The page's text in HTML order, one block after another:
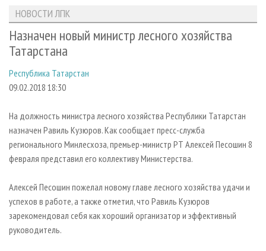
ЛЕСОЗАГОТОВКА
ЛЕСОПИЛЕНИЕ
СУШКА ДРЕВЕСИНЫ
ДЕРЕВЯННОЕ ДОМОСТРОЕНИЕ
ПРОИЗВОДСТВО МЕБЕЛИ
БИОЭНЕРГЕТИКА
ЦБП
ИНСТРУМЕНТ И МАТЕРИАЛЫ
НОВОСТИ ЛПК
НОВОСТИ ЖУРНАЛА
ПРОЕКТЫ ЛПИ
АНАЛИТИКА
ПРЕДПРИЯТИЯ ЛПК
ПЕРСОНЫ
ОФИЦИАЛЬНЫЕ ДЕЛЕГАЦИИ
ПРИОРИТЕТНЫЕ ИНВЕСТПРОЕКТЫ
RUSSIAN FORESTRY REVIEW
ГАЗЕТА ЛЕСПРОМФОРУМ
БИБЛИОТЕКА СПЕЦИАЛИСТА
АРХИВ ЖУРНАЛОВ
СТАТЬИ
О ЖУРНАЛЕ
ПОДПИСКА
КОНТАКТЫ
РЕКЛАМОДАТЕЛЯМ
РЕКЛАМА
НОВОСТИ ЛПК
Назначен новый министр лесного хозяйства
Татарстана
Республика Татарстан
09.02.2018 18:30
На должность министра лесного хозяйства Республики Татарстан
назначен Равиль Кузюров. Как сообщает пресс-служба
регионального Минлесхоза, премьер-министр РТ Алексей Песошин 8
февраля представил его коллективу Министерства.
Алексей Песошин пожелал новому главе лесного хозяйства удачи и
успехов в работе, а также отметил, что Равиль Кузюров
зарекомендовал себя как хороший организатор и эффективный
руководитель.